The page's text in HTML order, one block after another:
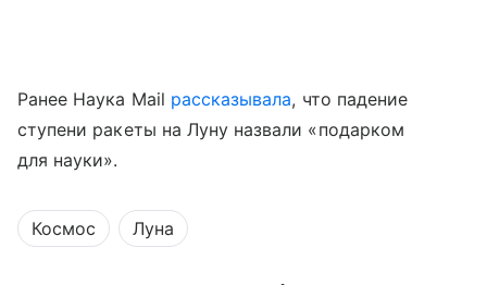
Ранее Наука Mail рассказывала, что падение
ступени ракеты на Луну назвали «подарком
для науки».
Космос Луна